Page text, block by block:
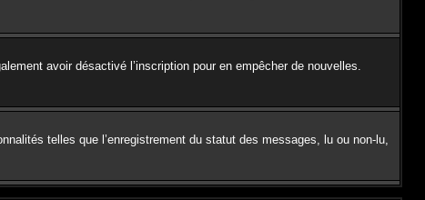
avoir désactivé l’inscription pour en empêcher de nouvelles.
telles que l’enregistrement du statut des messages, lu ou non-lu,